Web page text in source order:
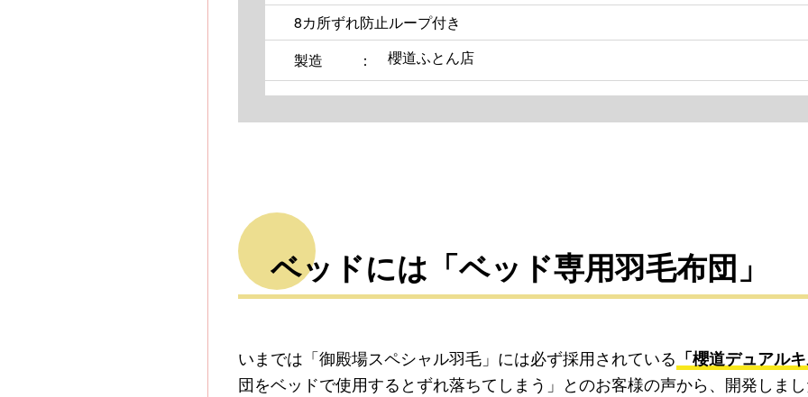
8カ所ずれ防止ループ付き
製造
櫻道ふとん店
ベッドには「ベッド専用羽毛布団」
いまでは「御殿場スペシャル羽毛」には必ず採用されている 「櫻道デュアル
団をベッドで使用するとずれ落ちてしまう」とのお客様の声から、開発しま